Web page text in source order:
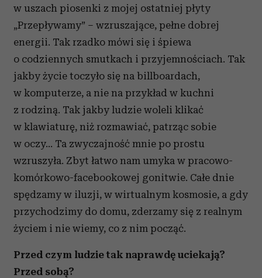
w uszach piosenki z mojej ostatniej płyty
„Przepływamy” – wzruszające, pełne dobrej
energii. Tak rzadko mówi się i śpiewa
o codziennych smutkach i przyjemnościach. Tak
jakby życie toczyło się na billboardach,
w komputerze, a nie na przykład w kuchni
z rodziną. Tak jakby ludzie woleli klikać
w klawiaturę, niż rozmawiać, patrząc sobie
w oczy… Ta zwyczajność mnie po prostu
wzruszyła. Zbyt łatwo nam umyka w pracowo-
komórkowo-facebookowej gonitwie. Całe dnie
spędzamy w iluzji, w wirtualnym kosmosie, a gdy
przychodzimy do domu, zderzamy się z realnym
życiem i nie wiemy, co z nim począć.
Przed czym ludzie tak naprawdę uciekają?
Przed sobą?